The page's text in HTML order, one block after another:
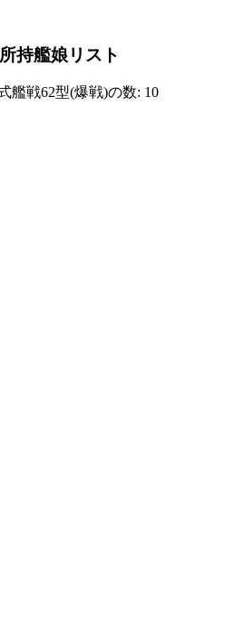
持艦娘リスト
艦戦62型(爆戦)の数: 10